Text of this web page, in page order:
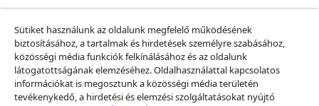
Fedezz fel többet
Sütiket használunk az oldalunk megfelelő működésének
biztosításához, a tartalmak és hirdetések személyre szabásához,
közösségi média funkciók felkínálásához és az oldalunk
látogatottságának elemzéséhez. Oldalhasználattal kapcsolatos
információkat is megosztunk a közösségi média területén
tevékenykedő, a hirdetési és elemzési szolgáltatásokat nyújtó